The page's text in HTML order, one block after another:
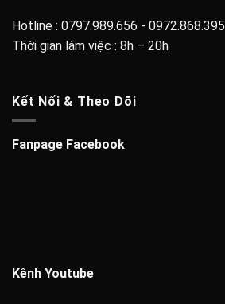
Hotline : 0797.989.656 - 0972.868.395
Thời gian làm việc : 8h – 20h
Kết Nối & Theo Dõi
Fanpage Facebook
Kênh Youtube